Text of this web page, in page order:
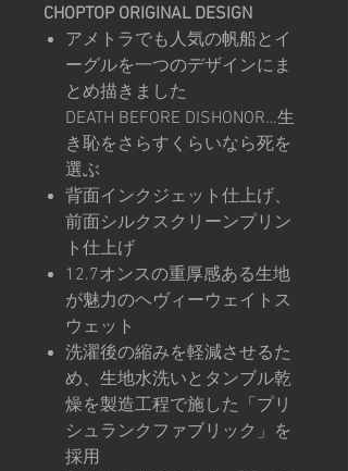
CHOPTOP ORIGINAL DESIGN
アメトラでも人気の帆船とイ
ーグルを一つのデザインにま
とめ描きました
DEATH BEFORE DISHONOR…生
き恥をさらすくらいなら死を
選ぶ
背面インクジェット仕上げ、
前面シルクスクリーンプリン
ト仕上げ
12.7オンスの重厚感ある生地
が魅力のヘヴィーウェイトス
ウェット
洗濯後の縮みを軽減させるた
め、生地水洗いとタンブル乾
燥を製造工程で施した「プリ
シュランクファブリック」を
採用